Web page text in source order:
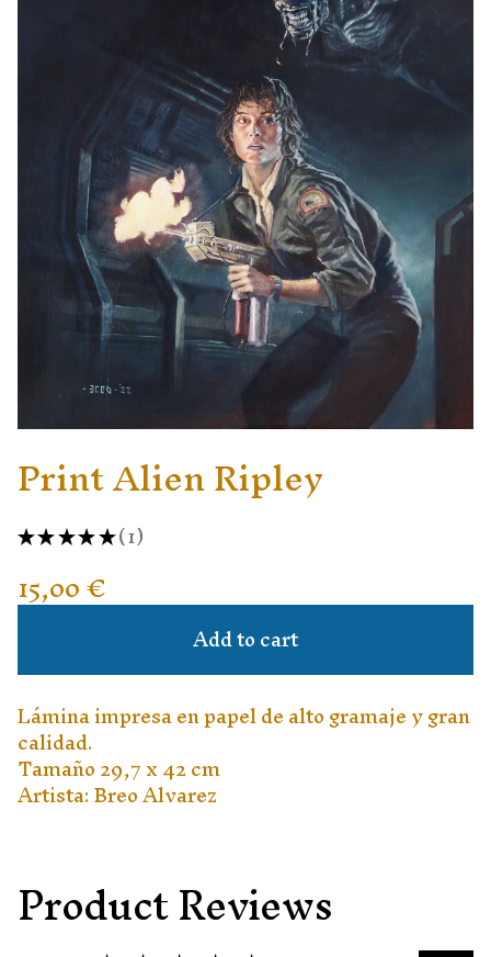
Print Alien Ripley
★★★★★ 1
1
15,00€
Add to cart
Lámina impresa en papel de alto gramaje y gran
calidad.
Tamaño 29,7 x 42 cm
Artista: Breo Alvarez
Product Reviews